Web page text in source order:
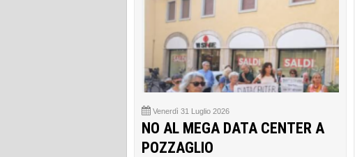
Venerdì 31 Luglio 2026
NO AL MEGA DATA CENTER A
POZZAGLIO